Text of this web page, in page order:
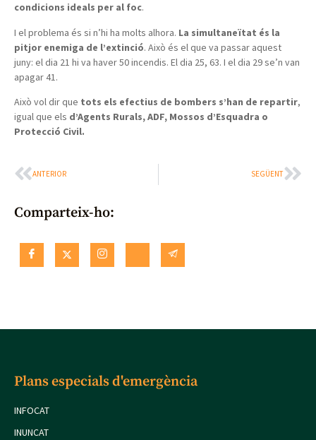
condicions ideals per al foc.
I el problema és si n’hi ha molts alhora. La simultaneïtat és la
pitjor enemiga de l’extinció. Això és el que va passar aquest
juny: el dia 21 hi va haver 50 incendis. El dia 25, 63. I el dia 29 se’n van
apagar 41.
Això vol dir que tots els efectius de bombers s’han de repartir,
igual que els d’Agents Rurals, ADF, Mossos d’Esquadra o
Protecció Civil.
ANTERIOR SEGÜENT
Comparteix-ho:
Plans especials d'emergència
INFOCAT
INUNCAT